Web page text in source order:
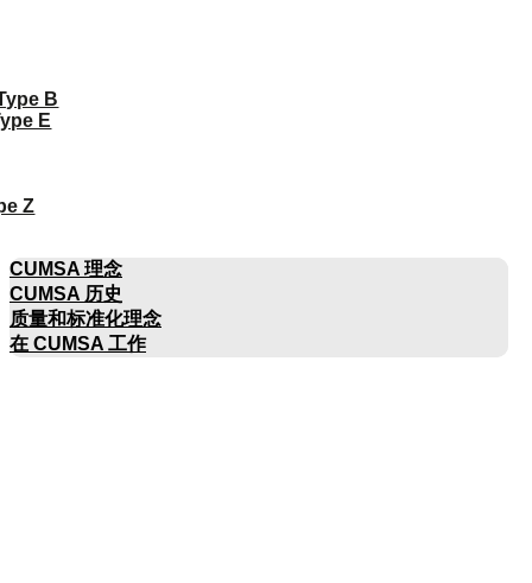
B
E
Z
CUMSA 理念
CUMSA 历史
质量和标准化理念
在 CUMSA 工作